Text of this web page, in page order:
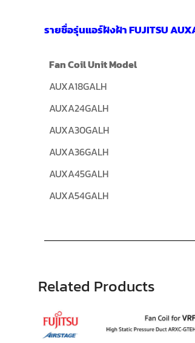
รายชื่อรุ่นแอร์ฝังฝ้า FUJITSU
Fan Coil Unit Model
AUXA18GALH
AUXA24GALH
AUXA30GALH
AUXA36GALH
AUXA45GALH
AUXA54GALH
Related Products